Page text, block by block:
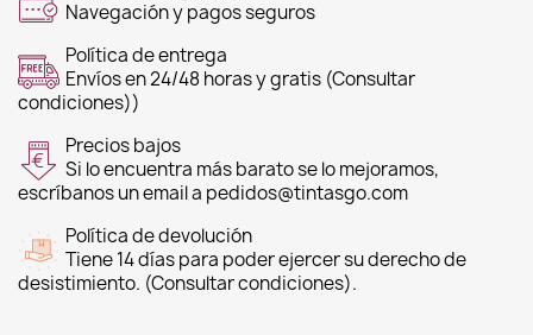
Navegación y pagos seguros
Política de entrega
Envíos en 24/48 horas y gratis (Consultar
condiciones))
Precios bajos
Si lo encuentra más barato se lo mejoramos,
escríbanos un email a pedidos@tintasgo.com
Política de devolución
Tiene 14 días para poder ejercer su derecho de
desistimiento. (Consultar condiciones).